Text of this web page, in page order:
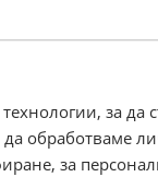
за да
обработваме
за